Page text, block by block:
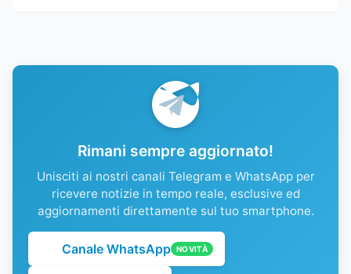
Rimani sempre aggiornato!
Unisciti ai nostri canali Telegram e WhatsApp per
ricevere notizie in tempo reale, esclusive ed
aggiornamenti direttamente sul tuo smartphone.
Canale WhatsApp NOVITÀ